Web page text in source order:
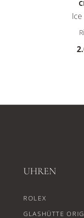
Chopard Ice
UHREN
ROLEX
GLASHÜTTE